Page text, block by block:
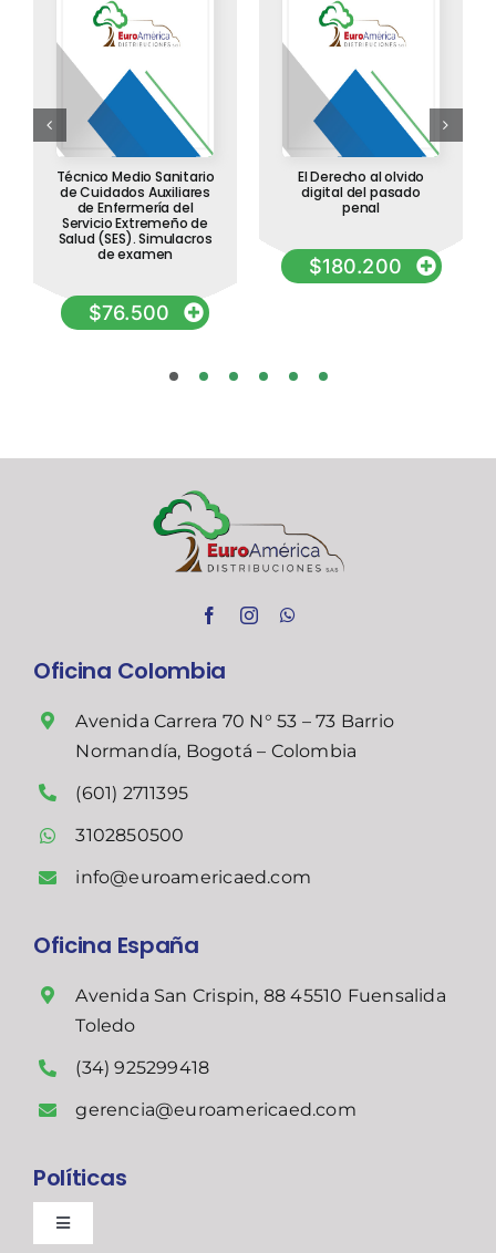
Técnico Medio Sanitario
de Cuidados Auxiliares
de Enfermería del
Servicio Extremeño de
Salud (SES). Simulacros
de examen
$76.500
El Derecho al olvido
digital del pasado
penal
$180.200
Oficina Colombia
Avenida Carrera 70 N° 53 – 73 Barrio
Normandía, Bogotá – Colombia
(601) 2711395
3102850500
info@euroamericaed.com
Oficina España
Avenida San Crispin, 88 45510 Fuensalida
Toledo
(34) 925299418
gerencia@euroamericaed.com
Políticas
Toggle